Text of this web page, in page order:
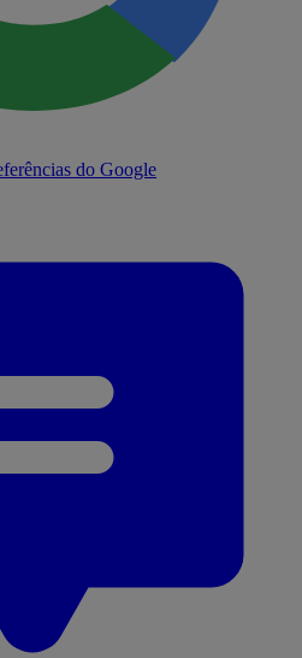
do Google